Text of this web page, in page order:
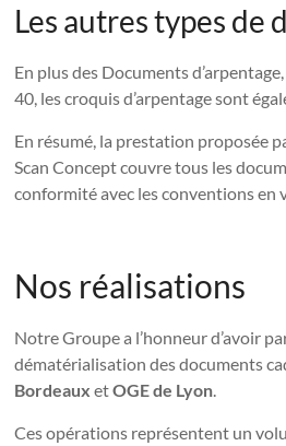
Les autres types de
En plus des Documents
40, les croquis d’arpentage sont
En résumé, la prestation proposée
Scan Concept couvre tous les
conformité avec les conventions en
Nos réalisations
Notre Groupe a l’honneur d’avoir
dématérialisation des documents
Bordeaux etOGE de Lyon
Ces opérations représentent un